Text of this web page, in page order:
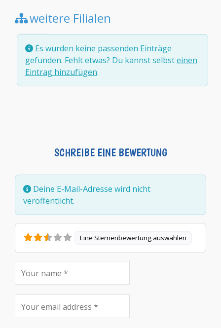
weitere Filialen
Es wurden keine passenden Einträge
gefunden. Fehlt etwas? Du kannst selbsteinen
Eintrag hinzufügen.
SCHREIBE EINE BEWERTUNG
Deine E-Mail-Adresse wird nicht
veröffentlicht.
Eine Sternenbewertung auswählen